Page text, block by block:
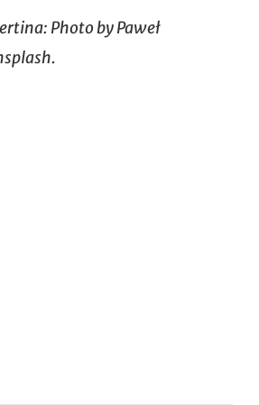
Photo byPaweł
.